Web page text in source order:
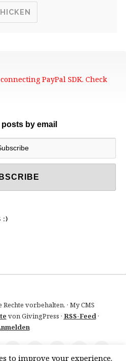
PayPal SDK. Check
by email
:)
vorbehalten. · My CMS
von GivingPress · RSS-Feed·
to improve your experience.